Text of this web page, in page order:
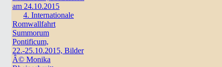
am 24.10.2015
4. Internationale
Romwallfahrt
Summorum
Pontificum,
22.-25.10.2015, Bilder
Â© Monika